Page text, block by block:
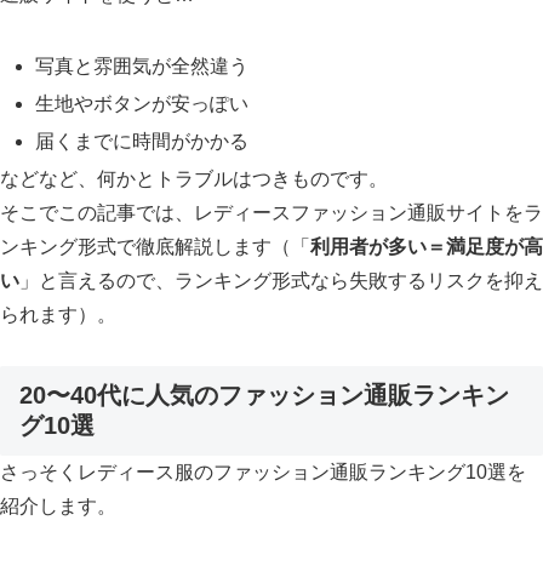
写真と雰囲気が全然違う
生地やボタンが安っぽい
届くまでに時間がかかる
などなど、何かとトラブルはつきものです。
そこでこの記事では、レディースファッション通販サイトをラ
ンキング形式で徹底解説します（「 利用者が多い＝満足度が高
い 」と言えるので、ランキング形式なら失敗するリスクを抑え
られます）。
20〜40代に人気のファッション通販ランキン
グ10選
さっそくレディース服のファッション通販ランキング10選を
紹介します。